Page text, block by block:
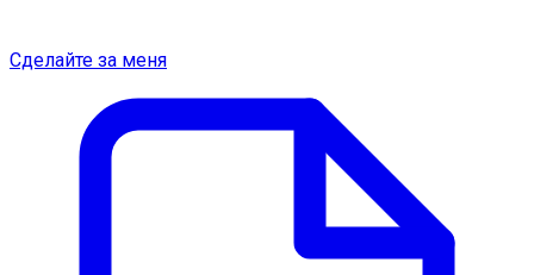
Сделайте за меня